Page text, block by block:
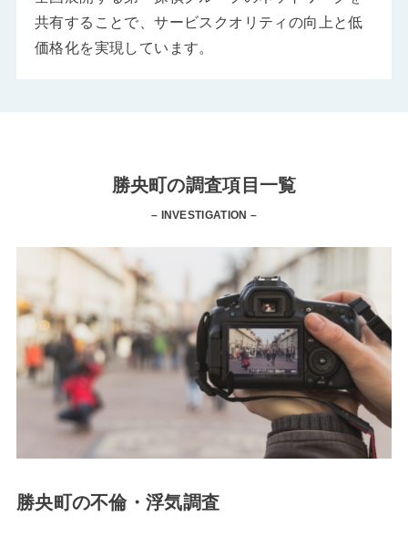
共有することで、サービスクオリティの向上と低
価格化を実現しています。
勝央町の調査項目一覧
– INVESTIGATION –
勝央町の不倫・浮気調査